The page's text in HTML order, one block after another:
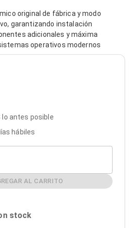
de Vídeo
/ HD15
PC
Gabinetes
para Servidores
original de fábrica y modo
garantizando instalación
adicionales y máxima
operativos modernos
lo antes posible
hábiles
AL CARRITO
stock